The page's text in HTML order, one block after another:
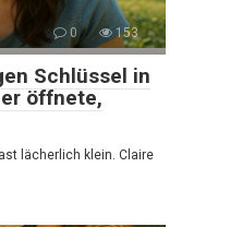
0 153
Schlüssel in
öffnete,
lächerlich klein. Claire